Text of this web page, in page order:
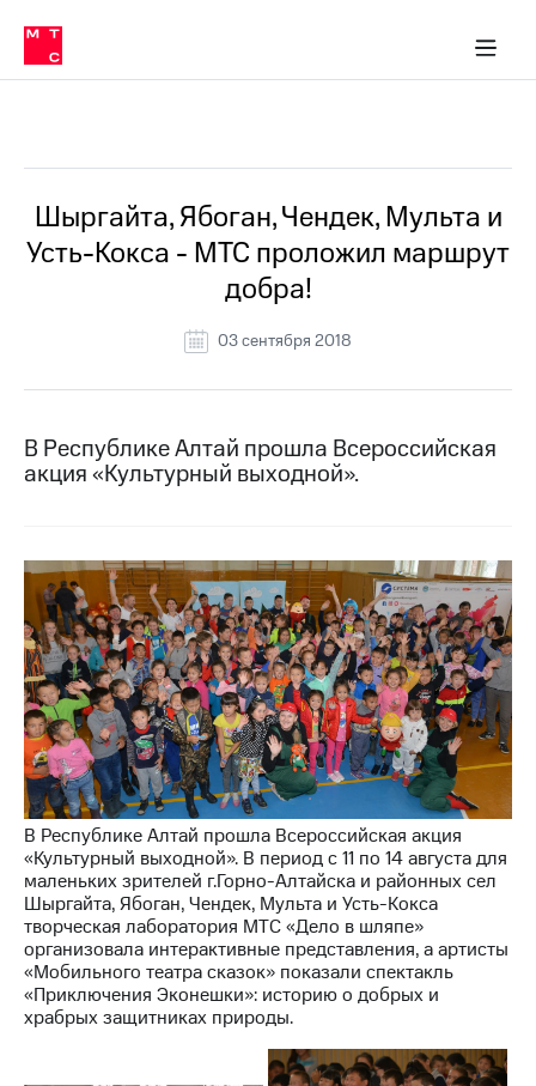
Медиа-центр
и акционерам
Устойчивое развитие
Комплаенс и деловая этика
компании
Карьера
История
компании
информация
Контакты
Медиа-центр
МТС
о технологиях
Достижения
Интервью
Финансовая
отчетность
Контакты
Новости
в
регионе
и акционерам
Корпоративное
управление
Корпоративный
в МТС
Пресс-
релизы
Шыргайта, Ябоган, Чендек, Мульта и
Усть-Кокса - МТС проложил маршрут
добра!
03 сентября 2018
В Республике Алтай прошла Всероссийская
акция «Культурный выходной».
В Республике Алтай прошла Всероссийская акция
«Культурный выходной». В период с 11 по 14 августа для
маленьких зрителей г.Горно-Алтайска и районных сел
Шыргайта, Ябоган, Чендек, Мульта и Усть-Кокса
творческая лаборатория МТС «Дело в шляпе»
организовала интерактивные представления, а артисты
«Мобильного театра сказок» показали спектакль
«Приключения Эконешки»: историю о добрых и
храбрых защитниках природы.